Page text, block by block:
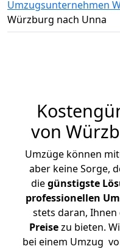
Umzugsunternehmen
Würzburg nach Unna
von
Umzüge können
aber keine Sorge,
diegünstigste
professionellen
stets daran, Ihnen
Preisezu bieten.
bei einem Umzug